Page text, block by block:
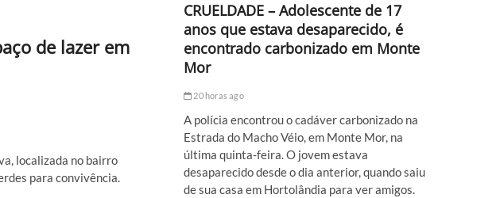
de lazer em
localizada no bairro
para convivência.
CRUELDADE – Adolescente de 17
anos que estava desaparecido, é
encontrado carbonizado em Monte
Mor
20 horas ago
A polícia encontrou o cadáver carbonizado na
Estrada do Macho Véio, em Monte Mor, na
última quinta-feira. O jovem estava
desaparecido desde o dia anterior, quando saiu
de sua casa em Hortolândia para ver amigos.